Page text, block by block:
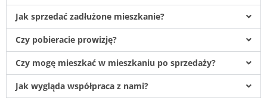
Jak sprzedać zadłużone mieszkanie?
Czy pobieracie prowizję?
Czy mogę mieszkać w mieszkaniu po sprzedaży?
Jak wygląda współpraca z nami?